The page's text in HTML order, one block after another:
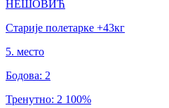
НЕШОВИЋ
Старије полетарке +43кг
5. место
Бодова: 2
Тренутно: 2 100%